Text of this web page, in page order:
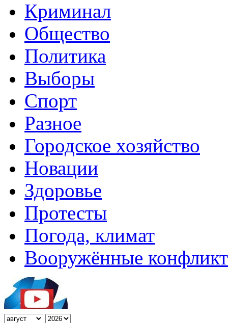
Криминал
Общество
Политика
Выборы
Спорт
Разное
Городское хозяйство
Новации
Здоровье
Протесты
Погода, климат
Вооружённые